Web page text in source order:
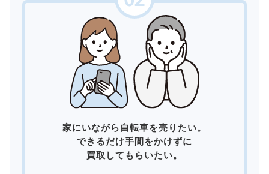
家にいながら自転車を売りたい。
できるだけ手間をかけずに
買取してもらいたい。